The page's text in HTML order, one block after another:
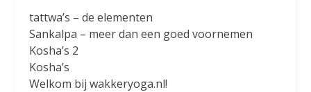
tattwa’s – de elementen
Sankalpa – meer dan een goed voornemen
Kosha’s 2
Kosha’s
Welkom bij wakkeryoga.nl!